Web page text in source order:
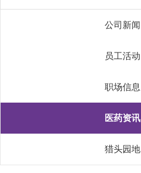
公司新闻
员工活动
职场信息
医药资讯
猎头园地